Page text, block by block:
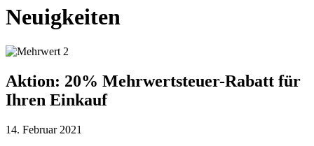
Neuigkeiten
Aktion: 20% Mehrwertsteuer-Rabatt für
Ihren Einkauf
14. Februar 2021